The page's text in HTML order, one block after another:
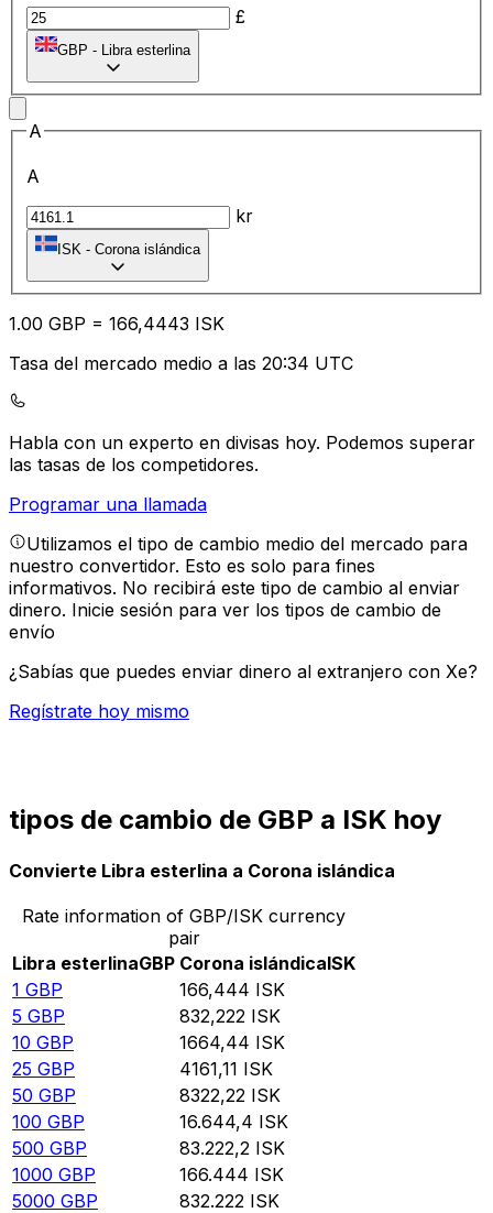
£
GBP - Libra esterlina
A
A
kr
ISK - Corona islándica
1.00 GBP = 166,4443 ISK
Tasa del mercado medio a las 20:34 UTC
Habla con un experto en divisas hoy. Podemos superar
las tasas de los competidores.
Programar una llamada
Utilizamos el tipo de cambio medio del mercado para
nuestro convertidor. Esto es solo para fines
informativos. No recibirá este tipo de cambio al enviar
dinero. Inicie sesión para ver los tipos de cambio de
envío
¿Sabías que puedes enviar dinero al extranjero con Xe?
Regístrate hoy mismo
tipos de cambio de GBP a ISK hoy
Convierte Libra esterlina a Corona islándica
Rate information of GBP/ISK currency
pair
Libra esterlinaGBP Corona islándicaISK
1 GBP 166,444 ISK
5 GBP 832,222 ISK
10 GBP 1664,44 ISK
25 GBP 4161,11 ISK
50 GBP 8322,22 ISK
100 GBP 16.644,4 ISK
500 GBP 83.222,2 ISK
1000 GBP 166.444 ISK
5000 GBP 832.222 ISK